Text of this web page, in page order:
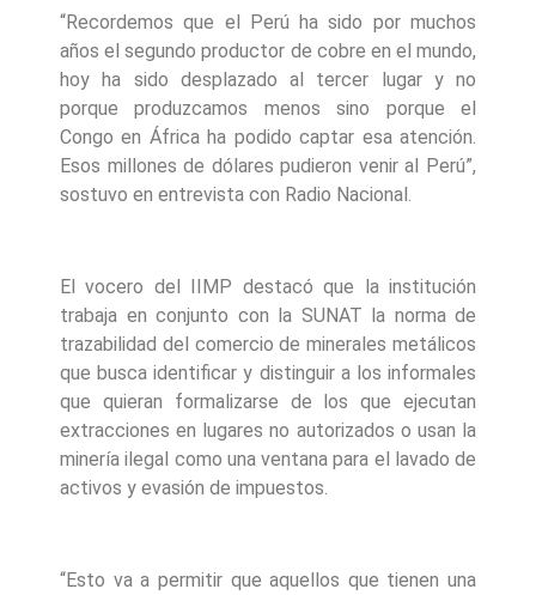
“Recordemos que el Perú ha sido por muchos
años el segundo productor de cobre en el mundo,
hoy ha sido desplazado al tercer lugar y no
porque produzcamos menos sino porque el
Congo en África ha podido captar esa atención.
Esos millones de dólares pudieron venir al Perú”,
sostuvo en entrevista con Radio Nacional.
El vocero del IIMP destacó que la institución
trabaja en conjunto con la SUNAT la norma de
trazabilidad del comercio de minerales metálicos
que busca identificar y distinguir a los informales
que quieran formalizarse de los que ejecutan
extracciones en lugares no autorizados o usan la
minería ilegal como una ventana para el lavado de
activos y evasión de impuestos.
“Esto va a permitir que aquellos que tienen una